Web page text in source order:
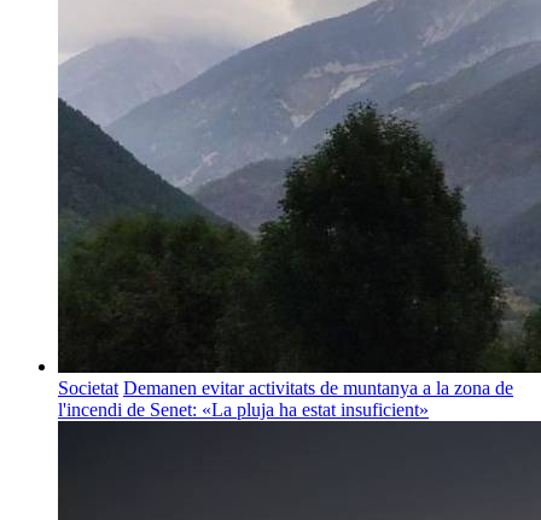
Societat Demanen evitar activitats de muntanya a la zona de
l'incendi de Senet: «La pluja ha estat insuficient»